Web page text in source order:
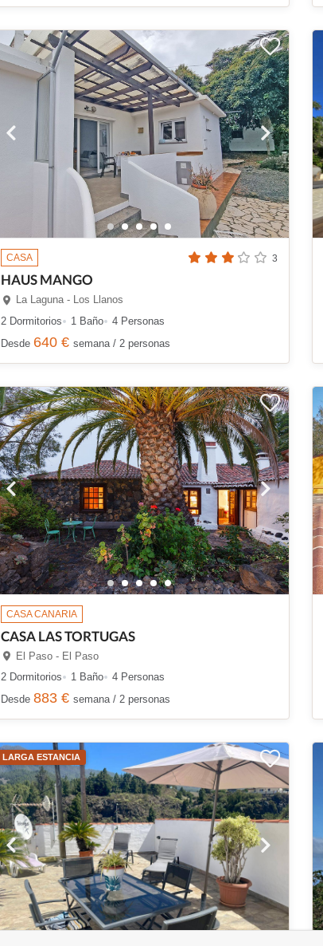
CASA 3
HAUS MANGO
La Laguna - Los Llanos
2 Dormitorios
1 Baño
4 Personas
Desde 640 € semana / 2 personas
CASA CANARIA
CASA LAS TORTUGAS
El Paso - El Paso
2 Dormitorios
1 Baño
4 Personas
Desde 883 € semana / 2 personas
LARGA ESTANCIA